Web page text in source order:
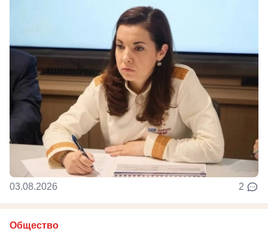
03.08.2026 2
Общество